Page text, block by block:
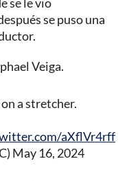
se puso una
Veiga.
a stretcher.
aXflVr4rff
May 16, 2024